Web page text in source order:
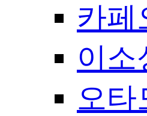
카페
이소
오타